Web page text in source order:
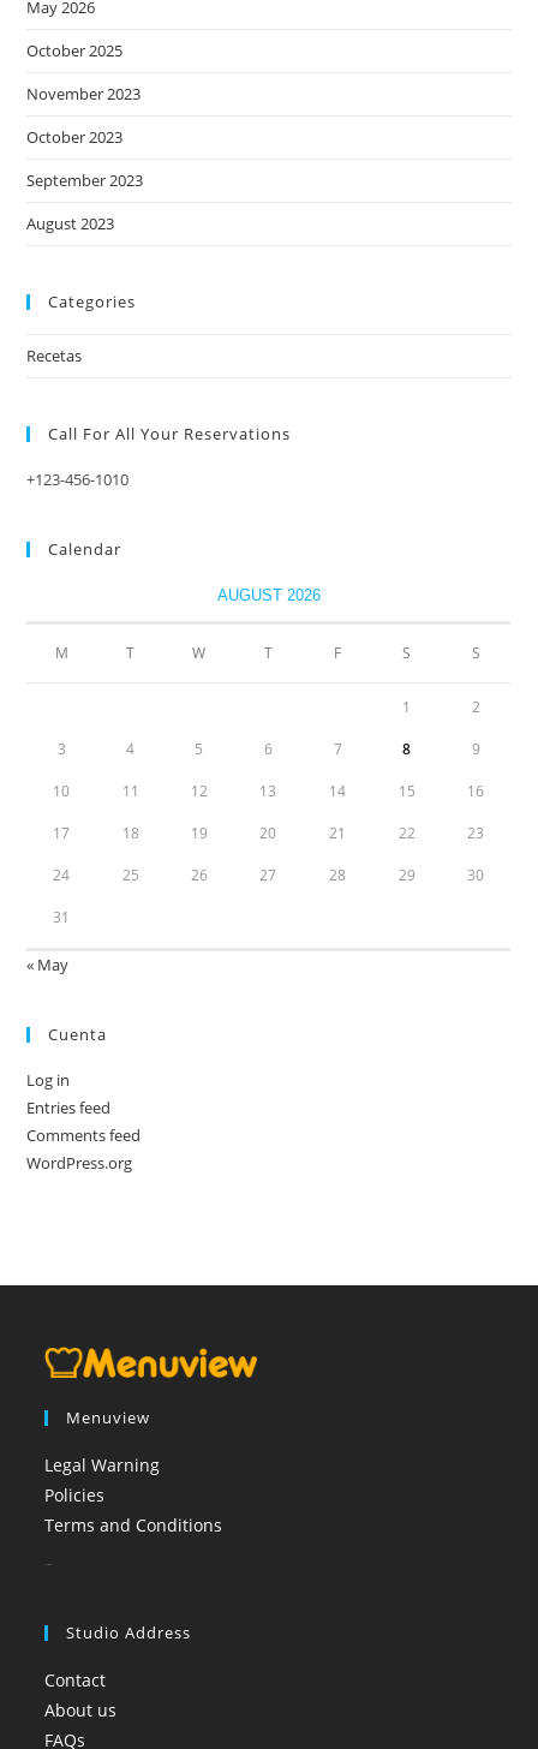
May 2026
October 2025
November 2023
October 2023
September 2023
August 2023
Categories
Recetas
Call For All Your​ Reservations
+123-456-1010
Calendar
AUGUST 2026
M T W T F S S
1 2
3 4 5 6 7 8 9
10 11 12 13 14 15 16
17 18 19 20 21 22 23
24 25 26 27 28 29 30
31
« May
Cuenta
Log in
Entries feed
Comments feed
WordPress.org
Menuview
Legal Warning
Policies
Terms and Conditions
Studio Address
Contact
About us
FAQs